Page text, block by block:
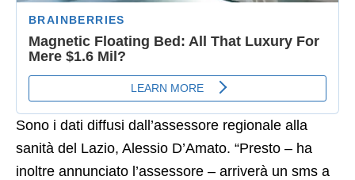
Sono i dati diffusi dall’assessore regionale alla
sanità del Lazio, Alessio D’Amato. “Presto – ha
inoltre annunciato l’assessore – arriverà un sms a